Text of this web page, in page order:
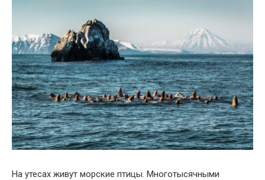
На утесах живут морские птицы. Многотысячными